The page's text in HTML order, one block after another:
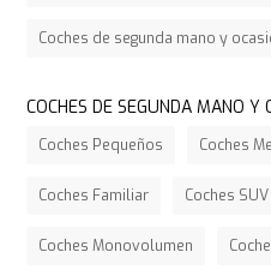
Coches de segunda mano y
COCHES DE SEGUNDA MANO Y
Coches Pequeños Coches
Coches Familiar Coches
Coches Monovolumen